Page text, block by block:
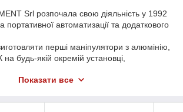
Srl розпочала свою діяльність у 1992
портативної автоматизації та додаткового
перші маніпулятори з алюмінію,
будь-якій окремій установці,
чином, визначає експоненціальне
досягнуто завдяки придбанню в 2011
Показати все